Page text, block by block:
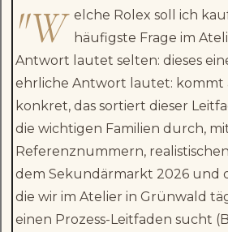
"W elche Rolex soll ich
häufigste Frage im
Antwort lautet selten: dieses
ehrliche Antwort lautet: kommt
konkret, das sortiert dieser
die wichtigen Familien durch,
Referenznummern,
dem Sekundärmarkt 2026 und
die wir im Atelier in Grünwald
einen Prozess-Leitfaden sucht